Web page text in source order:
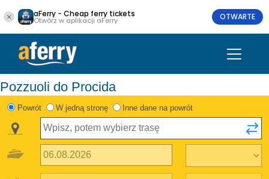
aFerry - Cheap ferry tickets
Otwórz w aplikacji aFerry OTWARTE
Pozzuoli do Procida
Powrót W jedną stronę Inne dane na powrót